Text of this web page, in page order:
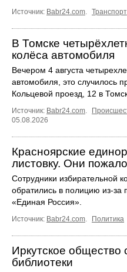
Источник: Babr24.com Транспорт
В Томске
колёса автомобиля
Вечером 4 августа
автомобиля, это случилось
Кольцевой проезд, 12 в
Источник: Babr24.com.
05.08.2026
Красноярские
листовку. Они
Сотрудники избирательной
обратились в полицию из-за
«Единая Россия».
Источник: Babr24.com. Политика
Иркутское общество
библиотеки